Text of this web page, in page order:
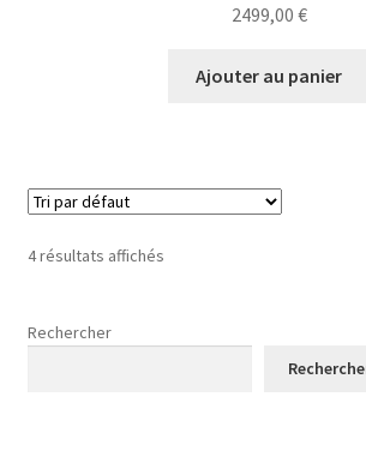
2499,00 €
Ajouter au panier
4 résultats affichés
Rechercher